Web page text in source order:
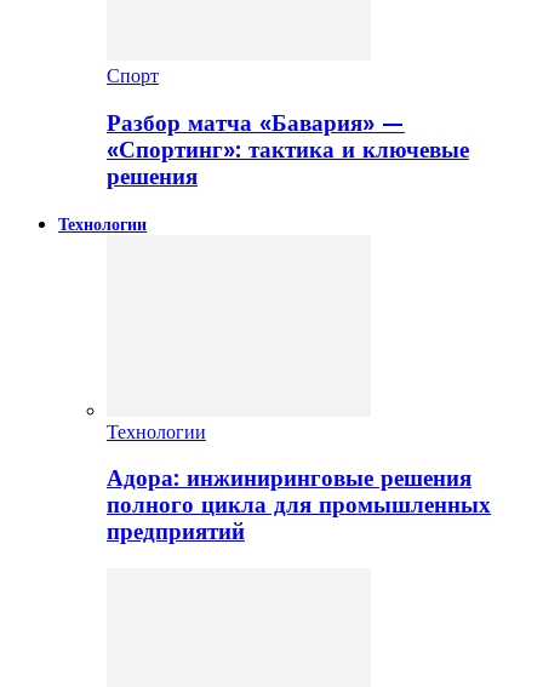
Спорт
Разбор матча «Бавария» —
«Спортинг»: тактика и ключевые
решения
Технологии
Технологии
Адора: инжиниринговые решения
полного цикла для промышленных
предприятий